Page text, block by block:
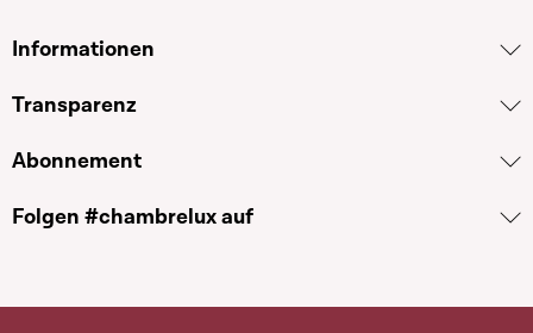
Informationen
Transparenz
Abonnement
Folgen #chambrelux auf